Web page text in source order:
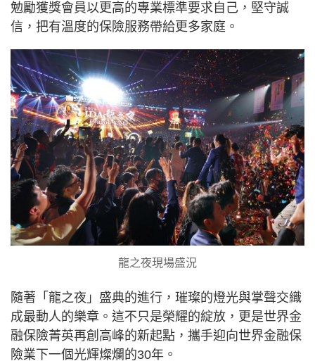
勉勵獲獎會員以更高的專業標準要求自己，堅守誠
信，把有溫度的保險服務帶給更多家庭。
龍之夜現場盛況
隨著「龍之夜」盛典的進行，璀璨的燈光與掌聲交織
成最動人的樂章。這不只是榮耀的綻放，更是世界金
融保險菁英再創高峰的新起點，攜手迎向世界金融保
險業下一個光輝燦爛的30年。